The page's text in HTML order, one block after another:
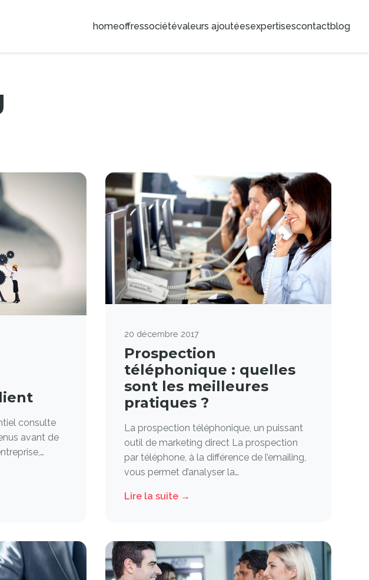
homeoffressociétévaleurs ajoutéesexpertisescontactblog
consulte
avant de
20 décembre 2017
Prospection
téléphonique : quelles
sont les meilleures
pratiques ?
La prospection téléphonique, un puissant
outil de marketing direct La prospection
par téléphone, à la différence de l’emailing,
vous permet d’analyser la…
Lire la suite →